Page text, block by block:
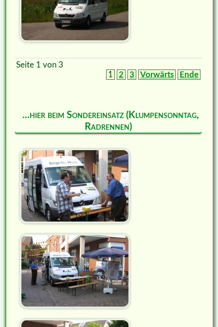
Seite 1 von 3
1
2 3 Vorwärts Ende
...hier beim Sondereinsatz (Klumpensonntag,
Radrennen)